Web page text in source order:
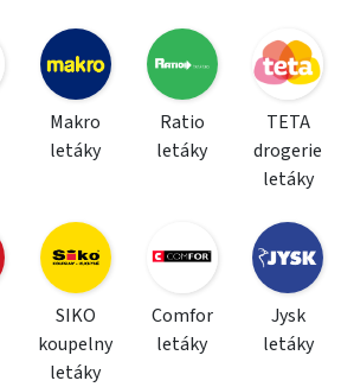
Makro
letáky
Ratio
letáky
TETA
drogerie
letáky
SIKO
koupelny
letáky
Comfor
letáky
Jysk
letáky